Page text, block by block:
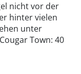
nicht vor der
hinter vielen
unter
Town: 40